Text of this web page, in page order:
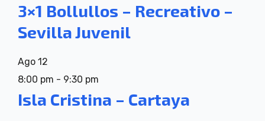
3×1 Bollullos – Recreativo –
Sevilla Juvenil
Ago 12
8:00 pm - 9:30 pm
Isla Cristina – Cartaya